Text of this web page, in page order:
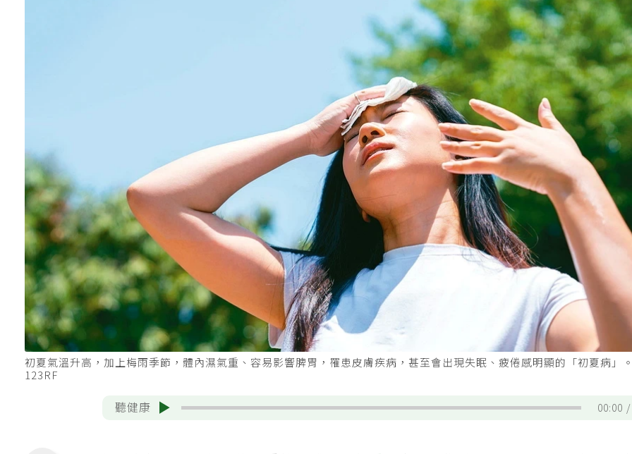
初夏氣溫升高，加上梅雨季節，體內濕氣重、容易影響脾胃，罹患皮膚疾病，甚至會出現失眠、疲倦感明顯的「初夏病」
123RF
聽健康 00:00